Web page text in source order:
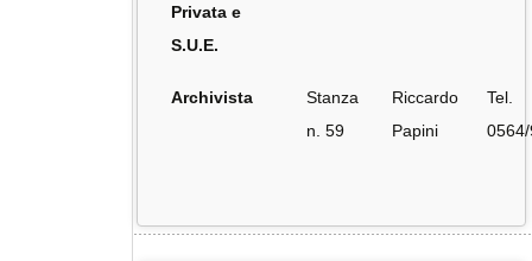
Privata e
S.U.E.
Archivista
Stanza
n. 59
Riccardo
Papini
Tel.